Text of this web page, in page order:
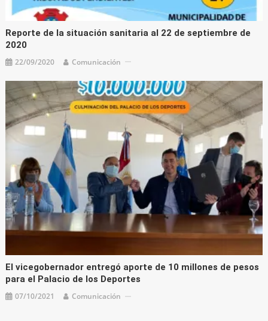
Reporte de la situación sanitaria al 22 de septiembre de
2020
22/09/2020 Comunicación
El vicegobernador entregó aporte de 10 millones de pesos
para el Palacio de los Deportes
07/10/2021 Comunicación